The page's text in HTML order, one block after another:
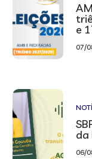
e
07/
da
06/